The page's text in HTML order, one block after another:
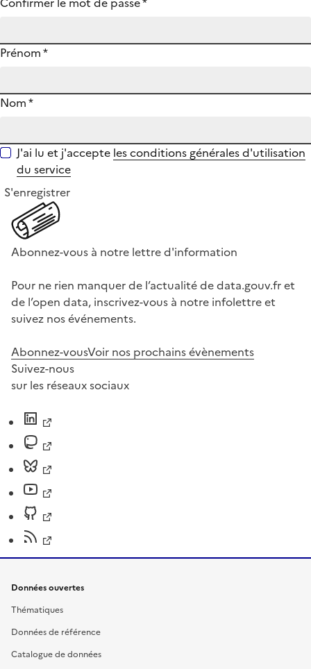
Prénom*
Nom*
J'ai lu et j'accepte les conditions générales d'utilisation
du service
S'enregistrer
Abonnez-vous à notre lettre d'information
Pour ne rien manquer de l’actualité de data.gouv.fr et
de l’open data, inscrivez-vous à notre infolettre et
suivez nos événements.
Abonnez-vousVoir nos prochains évènements
Suivez-nous
sur les réseaux sociaux
Données ouvertes
Thématiques
Données de référence
Catalogue de données